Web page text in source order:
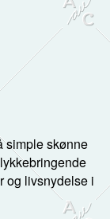
simple skønne
og livsnydelse i